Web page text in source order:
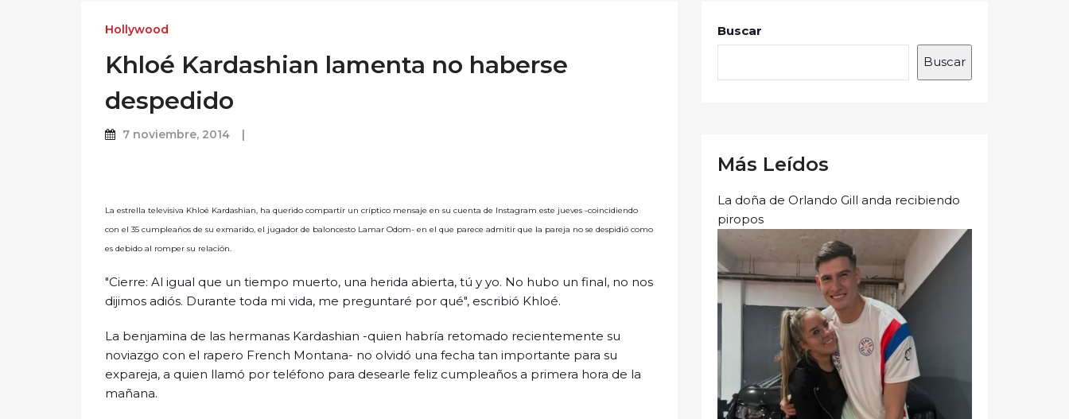
Hollywood
Khloé Kardashian lamenta no haberse
despedido
7 noviembre, 2014
La estrella televisiva Khloé Kardashian, ha querido compartir un críptico mensaje en su cuenta de Instagram este jueves -coincidiendo
con el 35 cumpleaños de su exmarido, el jugador de baloncesto Lamar Odom- en el que parece admitir que la pareja no se despidió como
es debido al romper su relación.
"Cierre: Al igual que un tiempo muerto, una herida abierta, tú y yo. No hubo un final, no nos
dijimos adiós. Durante toda mi vida, me preguntaré por qué", escribió Khloé.
La benjamina de las hermanas Kardashian -quien habría retomado recientemente su
noviazgo con el rapero French Montana- no olvidó una fecha tan importante para su
expareja, a quien llamó por teléfono para desearle feliz cumpleaños a primera hora de la
mañana.
Buscar
Buscar
Más Leídos
La doña de Orlando Gill anda recibiendo
piropos